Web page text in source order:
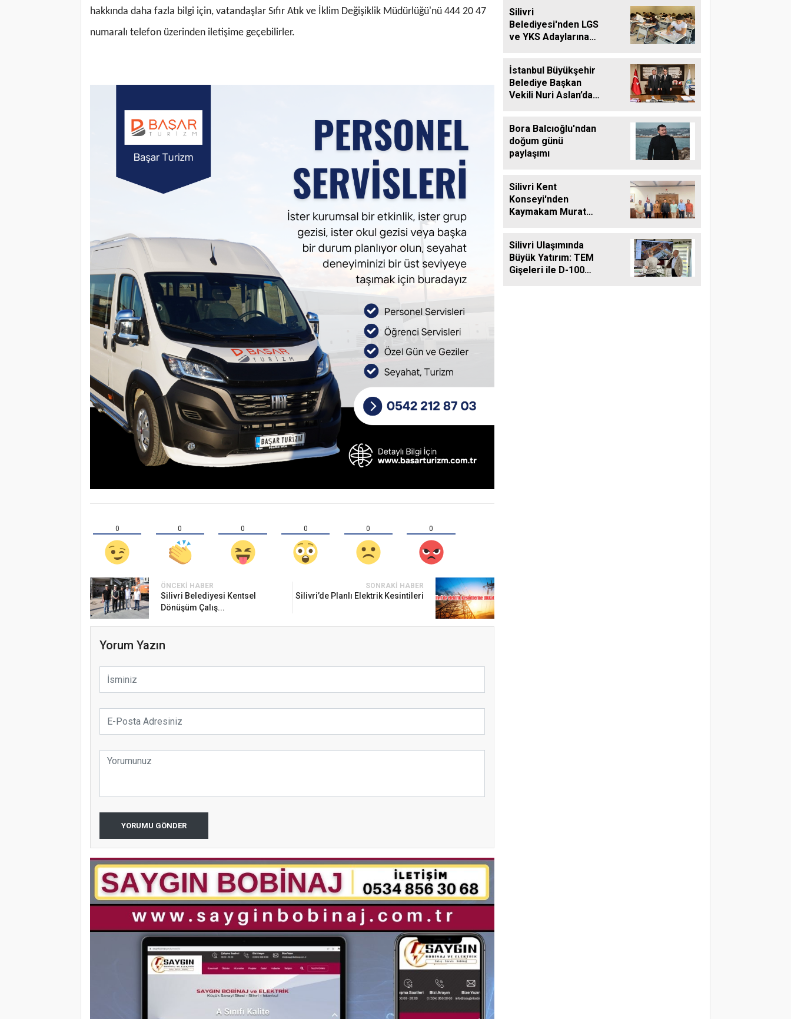
hakkında daha fazla bilgi için, vatandaşlar Sıfır Atık ve İklim Değişiklik Müdürlüğü'nü 444 20 47
numaralı telefon üzerinden iletişime geçebilirler.
0 0 0 0 0 0
ÖNCEKI HABER
Silivri Belediyesi Kentsel
Dönüşüm Çalış...
SONRAKI HABER
Silivri’de Planlı Elektrik Kesintileri
Yorum Yazın
YORUMU GÖNDER
Silivri
Belediyesi'nden LGS
ve YKS Adaylarına
İstanbul Büyükşehir
Belediye Başkan
Vekili Nuri Aslan’dan
Bora Balcıoğlu'ndan
doğum günü
paylaşımı
Silivri Kent
Konseyi'nden
Kaymakam Murat
Silivri Ulaşımında
Büyük Yatırım: TEM
Gişeleri ile D-100